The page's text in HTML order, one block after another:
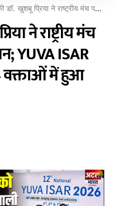
मंच पर बढ़ाया झारखंड का मान; YUVA ISAR 2026 में देश के सर्वश्रेष्ठ 4 वक्ताओं में हुआ चयन
ने राष्ट्रीय मंच
YUVA ISAR
वक्ताओं में हुआ